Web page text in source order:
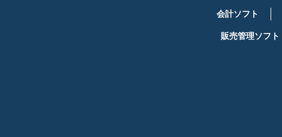
会計ソフト
販売管理ソフト